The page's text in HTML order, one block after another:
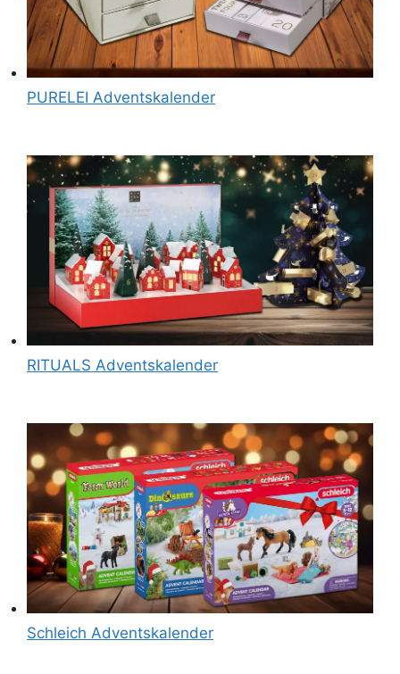
PURELEI Adventskalender
RITUALS Adventskalender
Schleich Adventskalender